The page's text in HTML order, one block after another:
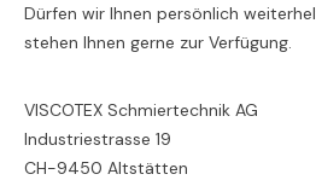
Dürfen wir Ihnen persönlich
stehen Ihnen gerne zur Verfügung.
VISCOTEX Schmiertechnik AG
Industriestrasse 19
CH-9450 Altstätten